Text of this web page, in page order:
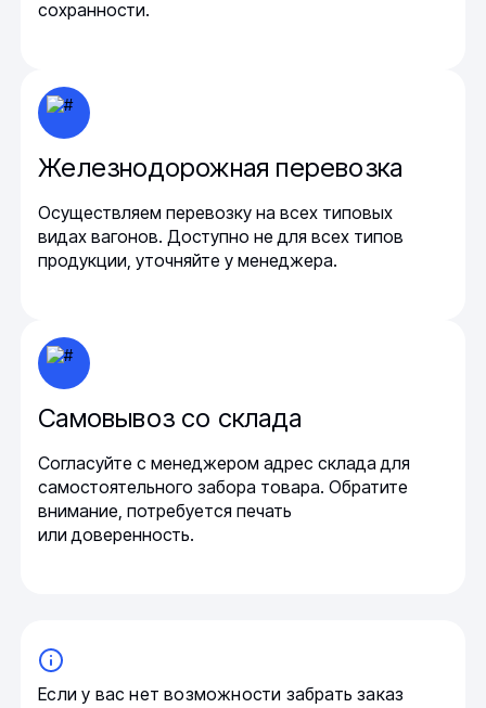
сохранности.
Железнодорожная перевозка
Осуществляем перевозку на всех типовых
видах вагонов. Доступно не для всех типов
продукции, уточняйте у менеджера.
Самовывоз со склада
Согласуйте с менеджером адрес склада для
самостоятельного забора товара. Обратите
внимание, потребуется печать
или доверенность.
Если у вас нет возможности забрать заказ